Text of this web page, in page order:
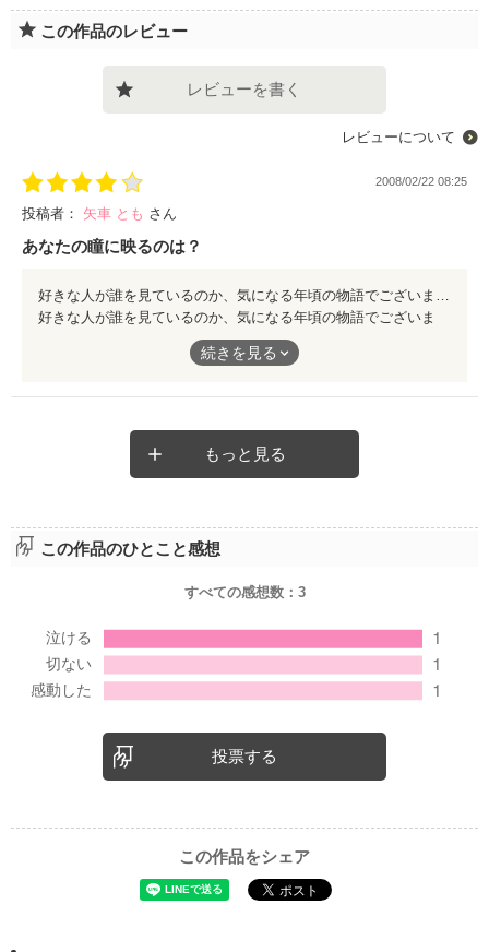
この作品のレビュー
レビューを書く
レビューについて
2008/02/22 08:25
投稿者： 矢車 とも さん
あなたの瞳に映るのは？
好きな人が誰を見ているのか、気になる年頃の物語でございま
そしてラストは今時期にぴったりな、中学校卒業から高校入学
か色々と思い出せる感じで可愛いです。
どうぞ、行ってらっしゃいませ♪
続きを見る
もっと見る
この作品のひとこと感想
すべての感想数： 3
投票する
この作品をシェア